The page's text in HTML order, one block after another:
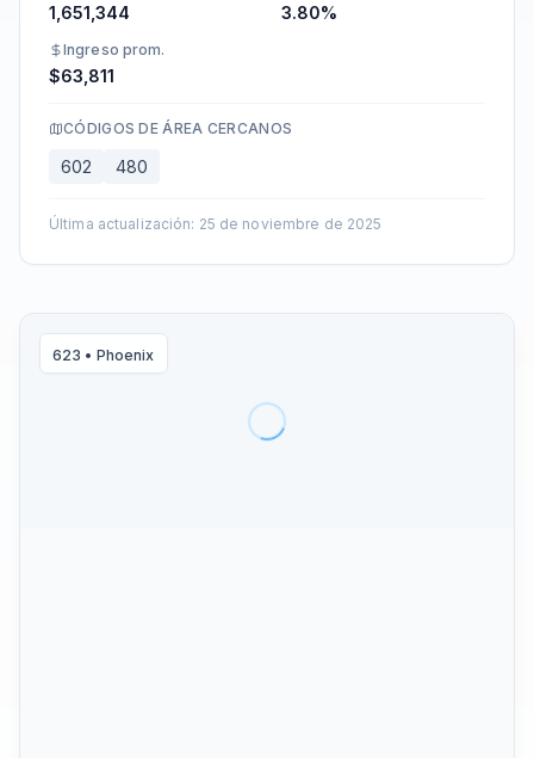
1,651,344 3.80%
Ingreso prom.
$63,811
CÓDIGOS DE ÁREA CERCANOS
602 480
Última actualización: 25 de noviembre de 2025
623 • Phoenix